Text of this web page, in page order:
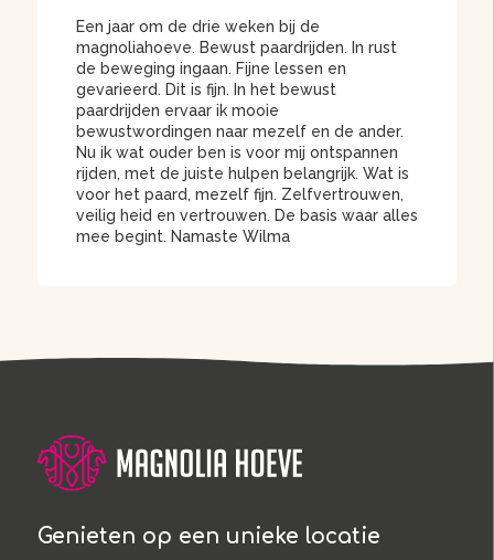
Een jaar om de drie weken bij de
magnoliahoeve. Bewust paardrijden. In rust
de beweging ingaan. Fijne lessen en
gevarieerd. Dit is fijn. In het bewust
paardrijden ervaar ik mooie
bewustwordingen naar mezelf en de ander.
Nu ik wat ouder ben is voor mij ontspannen
rijden, met de juiste hulpen belangrijk. Wat is
voor het paard, mezelf fijn. Zelfvertrouwen,
veilig heid en vertrouwen. De basis waar alles
mee begint. Namaste Wilma
Genieten op een unieke locatie